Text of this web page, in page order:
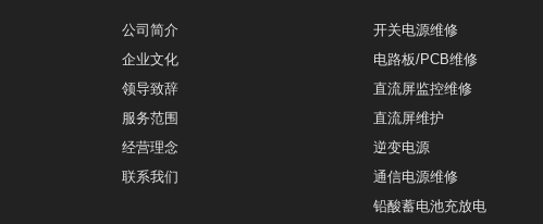
公司简介
企业文化
领导致辞
服务范围
经营理念
联系我们
开关电源维修
电路板/PCB维修
直流屏监控维修
直流屏维护
逆变电源
通信电源维修
铅酸蓄电池充放电